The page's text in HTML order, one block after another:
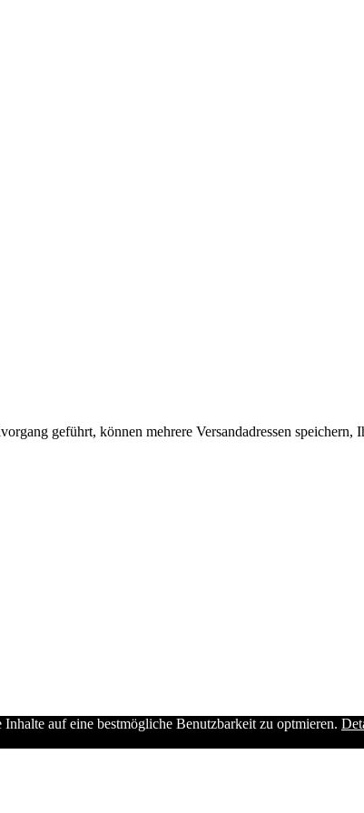
geführt, können mehrere Versandadressen
auf eine bestmögliche Benutzbarkeit zu optmieren.